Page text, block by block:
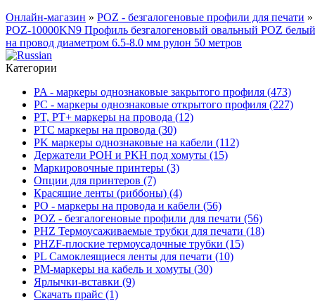
Онлайн-магазин » POZ - безгалогеновые профили для печати »
POZ-10000KN9 Профиль безгалогеновый овальный POZ белый
на провод диаметром 6.5-8.0 мм рулон 50 метров
Категории
PA - маркеры однознаковые закрытого профиля (473)
PC - маркеры однознаковые открытого профиля (227)
PT, PT+ маркеры на провода (12)
PTC маркеры на провода (30)
PK маркеры однознаковые на кабели (112)
Держатели POH и PKH под хомуты (15)
Маркировочные принтеры (3)
Опции для принтеров (7)
Красящие ленты (риббоны) (4)
PO - маркеры на провода и кабели (56)
POZ - безгалогеновые профили для печати (56)
PHZ Термоусаживаемые трубки для печати (18)
PHZF-плоские термоусадочные трубки (15)
PL Самоклеящиеся ленты для печати (10)
PM-маркеры на кабель и хомуты (30)
Ярлычки-вставки (9)
Скачать прайс (1)